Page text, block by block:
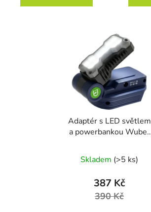
Adaptér s LED světlem
a powerbankou Wuber
Skladem (>5 ks)
387 Kč
390 Kč